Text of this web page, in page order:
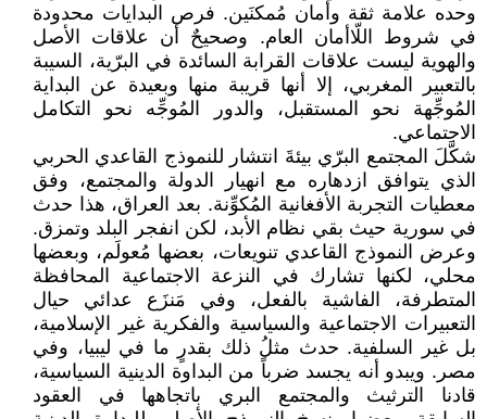
وحده علامة ثقة وأمان مُمكنَين. فرص البدايات محدودة
في شروط اللّاأمان العام. وصحيحٌ أن علاقات الأصل
والهوية ليست علاقات القرابة السائدة في البرّية، السيبة
بالتعبير المغربي، إلا أنها قريبة منها وبعيدة عن البداية
المُوجِّهة نحو المستقبل، والدور المُوجِّه نحو التكامل
الاجتماعي.
شكَّلَ المجتمع البرّي بيئةَ انتشار للنموذج القاعدي الحربي
الذي يتوافق ازدهاره مع انهيار الدولة والمجتمع، وفق
معطيات التجربة الأفغانية المُكوِّنة. بعد العراق، هذا حدث
في سورية حيث بقي نظام الأبد، لكن انفجر البلد وتمزق.
وعرض النموذج القاعدي تنويعات، بعضها مُعولَم، وبعضها
محلي، لكنها تشارك في النزعة الاجتماعية المحافظة
المتطرفة، الفاشية بالفعل، وفي مَنزَع عدائي حيال
التعبيرات الاجتماعية والسياسية والفكرية غير الإسلامية،
بل غير السلفية. حدث مثلُ ذلك بقدرٍ ما في ليبيا، وفي
مصر. ويبدو أنه يجسد ضرباً من البداوة الدينية السياسية،
قادنا الترثيث والمجتمع البري باتجاهها في العقود